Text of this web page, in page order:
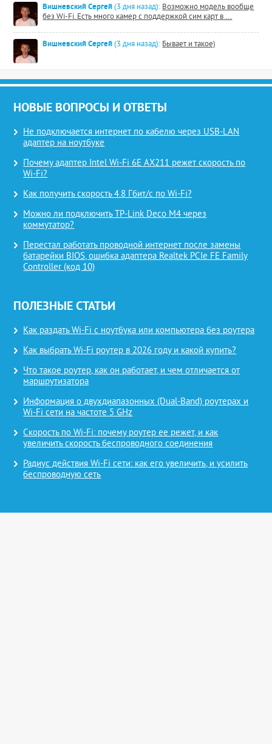
Вишневский Сергей (3 дня назад): Возможно модель вообще
без Wi-Fi. Есть много камер с поддержкой сим карт в ...
Вишневский Сергей (3 дня назад): Бывает и такое)
НОВЫЕ ВОПРОСЫ И ОТВЕТЫ
Не подключается интернет по кабелю через USB-LAN
адаптер на ноутбуке
Почему адаптер Intel Wi-Fi 6E AX211 режет скорость по
Wi-Fi?
Как получить скорость 4.8 Гбит/с по Wi-Fi?
Можно ли подключить TP-Link Deco M4 через
коммутатор?
Перестал работать проводной интернет после замены
батарейки BIOS, ошибка адаптера Realtek PCIe FE Family
Controller (код 10)
ПОЛЕЗНЫЕ СТАТЬИ
Как раздать Wi-Fi с ноутбука или компьютера без роутера
Как выбрать Wi-Fi роутер в 2026 году и какой купить?
Что такое роутер, как он работает, и чем отличается от
маршрутизатора
Информация о двухдиапазонных (Dual-Band) роутерах и
Wi-Fi сети на частоте 5 GHz
Скорость по Wi-Fi: почему роутер ее режет, и как
увеличить скорость беспроводного соединения
Радиус действия Wi-Fi сети: как его увеличить, и усилить
беспроводную сеть